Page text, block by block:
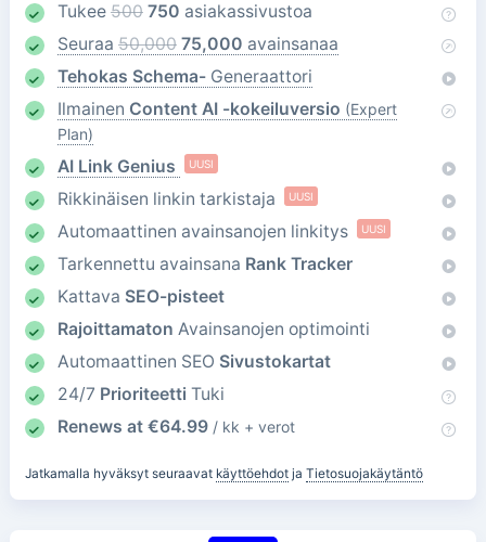
Tukee 500 750 asiakassivustoa
Seuraa 50,000 75,000 avainsanaa
Tehokas Schema-Generaattori
Ilmainen Content AI -kokeiluversio (Expert
Plan)
AI Link Genius UUSI
Rikkinäisen linkin tarkistaja UUSI
Automaattinen avainsanojen linkitys UUSI
Tarkennettu avainsana Rank Tracker
Kattava SEO-pisteet
Rajoittamaton Avainsanojen optimointi
Automaattinen SEO Sivustokartat
24/7 Prioriteetti Tuki
Renews at €64.99 / kk + verot
Jatkamalla hyväksyt seuraavat käyttöehdotja Tietosuojakäytäntö